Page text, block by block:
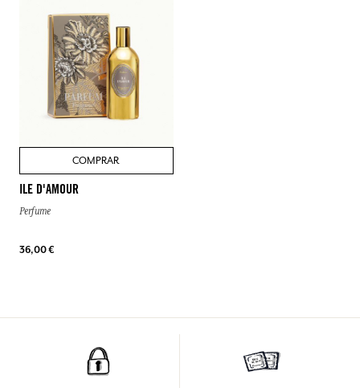
COMPRAR
ILE D'AMOUR
Perfume
36,00 €